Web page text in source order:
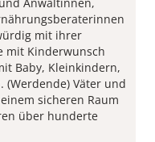
mit ihrer
mit Kinderwunsch
Baby, Kleinkindern,
Väter und
sicheren Raum
über hunderte